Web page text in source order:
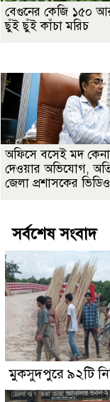
বেগুনের কেজি ১৫০
ছুঁই ছুঁই কাঁচা মরিচ
অফিসে বসেই মদ
দেওয়ার অভিযোগ,
জেলা প্রশাসকের
সর্বশেষ সংবাদ
মুকসুদপুরে ৯২টি